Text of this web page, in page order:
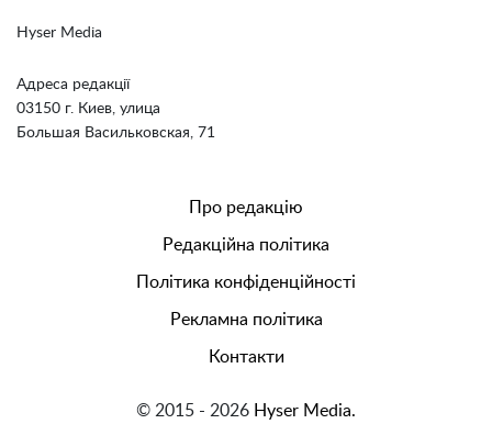
Hyser Media
Адреса редакції
03150 г. Киев, улица
Большая Васильковская, 71
Про редакцію
Редакційна політика
Політика конфіденційності
Рекламна політика
Контакти
© 2015 - 2026 Hyser Media.